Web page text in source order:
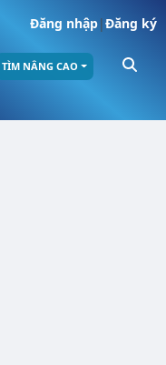
Đăng nhập|Đăng ký
TÌM NÂNG CAO